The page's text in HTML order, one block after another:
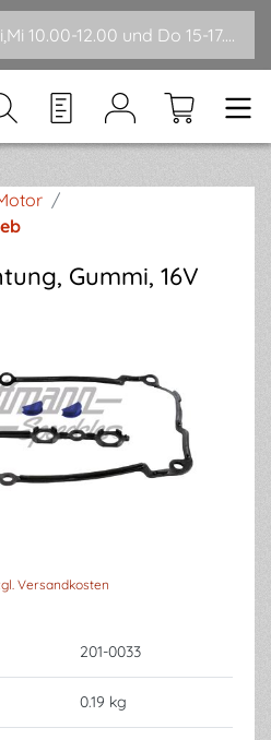
Telefonzeiten Mo,Di,Mi 10.00-12.00 und Do 15-17.00
/
Gummi, 16V
Versandkosten
201-0033
0.19 kg